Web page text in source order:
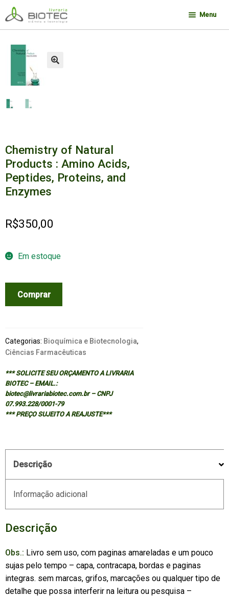
Pular
para
navegação
Pular
para
o
conteúdo
Menu
Chemistry of Natural
Products : Amino Acids,
Peptides, Proteins, and
Enzymes
R$350,00
Em estoque
:
Amino
Peptides,
Proteins,
and
Enzymes
Comprar
Categorias: Bioquímica e Biotecnologia,
Ciências Farmacêuticas
*** SOLICITE SEU ORÇAMENTO A LIVRARIA
BIOTEC – EMAIL.:
biotec@livrariabiotec.com.br – CNPJ
07.993.228/0001-79
*** PREÇO SUJEITO A REAJUSTE***
Descrição
Informação adicional
Descrição
Obs.: Livro sem uso, com paginas amareladas e um pouco
sujas pelo tempo – capa, contracapa, bordas e paginas
integras. sem marcas, grifos, marcações ou qualquer tipo de
detalhe que possa interferir na leitura ou pesquisa –